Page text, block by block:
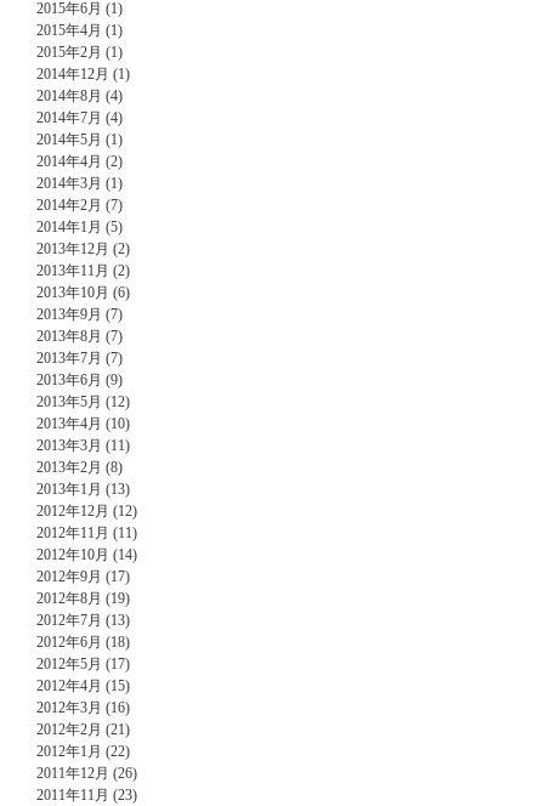
2015年6月 (1)
2015年4月 (1)
2015年2月 (1)
2014年12月 (1)
2014年8月 (4)
2014年7月 (4)
2014年5月 (1)
2014年4月 (2)
2014年3月 (1)
2014年2月 (7)
2014年1月 (5)
2013年12月 (2)
2013年11月 (2)
2013年10月 (6)
2013年9月 (7)
2013年8月 (7)
2013年7月 (7)
2013年6月 (9)
2013年5月 (12)
2013年4月 (10)
2013年3月 (11)
2013年2月 (8)
2013年1月 (13)
2012年12月 (12)
2012年11月 (11)
2012年10月 (14)
2012年9月 (17)
2012年8月 (19)
2012年7月 (13)
2012年6月 (18)
2012年5月 (17)
2012年4月 (15)
2012年3月 (16)
2012年2月 (21)
2012年1月 (22)
2011年12月 (26)
2011年11月 (23)